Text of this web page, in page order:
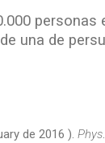
personas
una de
de 2016 ). Phys